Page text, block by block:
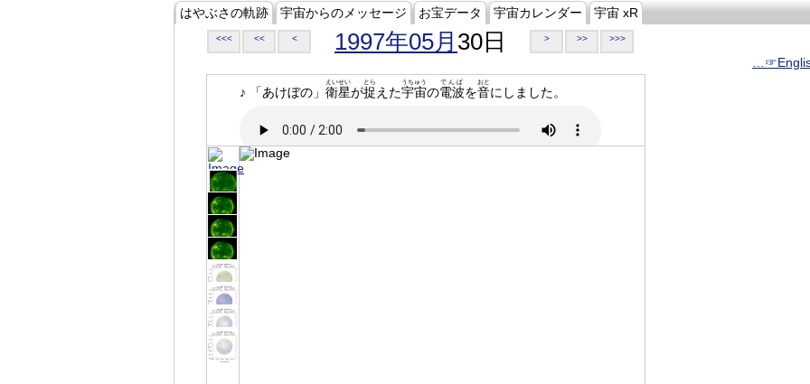
はやぶさの軌跡 宇宙からのメッセージ お宝データ 宇宙カレンダー 宇宙 xR
<<< << < 1997年05月 30日 > >> >>>
♪ 「あけぼの」 衛星
えいせい
が捉
とら
えた宇宙
うちゅう
の電波
でんぱ
を音
おと
にしました。